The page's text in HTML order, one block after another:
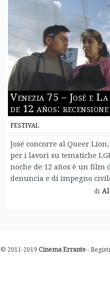
Venezia 75 – José e
de 12 años: recensione
FESTIVAL
José concorre al Queer
per i lavori su tematiche
noche de 12 años è un film
denuncia e di impegno
di
© 2011-2019 Cinema Errante-